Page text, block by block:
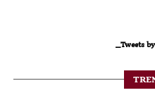
Tweets